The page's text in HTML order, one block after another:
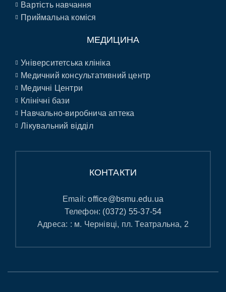
Вартість навчання
Приймальна коміся
МЕДИЦИНА
Університетська клініка
Медичний консультативний центр
Медичні Центри
Клінічні бази
Навчально-виробнича аптека
Лікувальний відділ
КОНТАКТИ
Email:office@bsmu.edu.ua
Телефон: (0372) 55-37-54
Адреса: : м. Чернівці, пл. Театральна, 2